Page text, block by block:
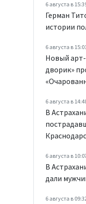
6 августа в
Герман
истории
6 августа в
Новый
дворик»
6 августа в
В
6 августа в
В
дали
6 августа в